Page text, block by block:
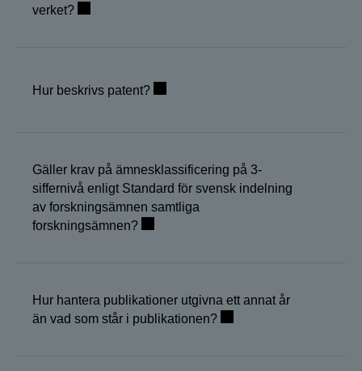
verket?
Hur beskrivs patent?
Gäller krav på ämnesklassificering på 3-
siffernivå enligt Standard för svensk indelning
av forskningsämnen samtliga
forskningsämnen?
Hur hantera publikationer utgivna ett annat år
än vad som står i publikationen?